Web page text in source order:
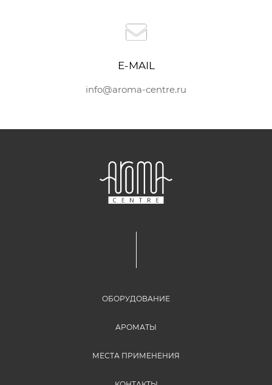
E-MAIL
info@aroma-centre.ru
ОБОРУДОВАНИЕ
АРОМАТЫ
МЕСТА ПРИМЕНЕНИЯ